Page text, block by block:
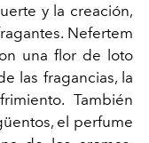
y la creación,
Nefertem
una flor de loto
las fragancias, la
También
el perfume